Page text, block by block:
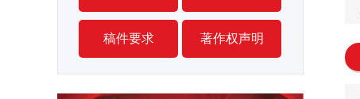
稿件要求 著作权声明